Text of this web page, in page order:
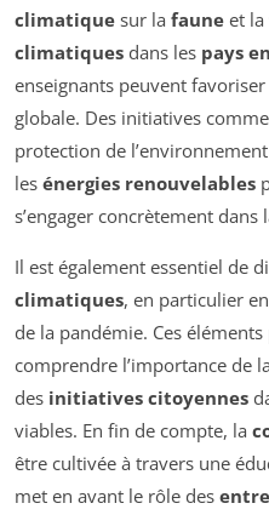
climatique sur la faune et la
climatiques dans les pays
enseignants peuvent
globale. Des initiatives
protection de
les énergies renouvelables
s’engager concrètement
Il est également essentiel de
climatiques, en particulier
de la pandémie. Ces
comprendre l’importance de la
des initiatives citoyennes
viables. En fin de compte, la
être cultivée à travers une
met en avant le rôle des